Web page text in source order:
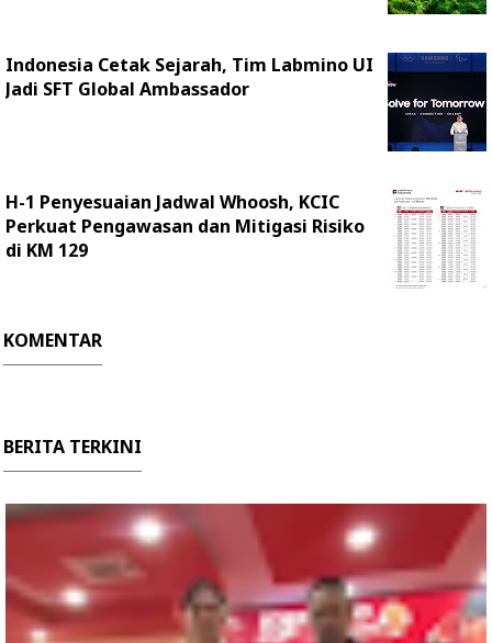
Indonesia Cetak Sejarah, Tim Labmino UI
Jadi SFT Global Ambassador
H-1 Penyesuaian Jadwal Whoosh, KCIC
Perkuat Pengawasan dan Mitigasi Risiko
di KM 129
KOMENTAR
BERITA TERKINI